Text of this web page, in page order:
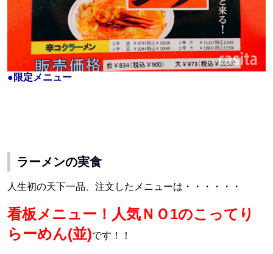
●限定メニュー
ラーメンの実食
人生初の天下一品、注文したメニューは・・・・・・
看板メニュー！人気ＮＯ1のこってり
らーめん(並)です！！